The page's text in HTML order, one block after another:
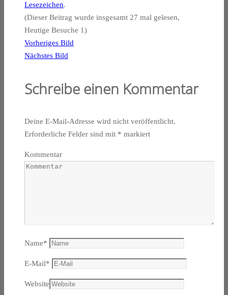
Lesezeichen.
(Dieser Beitrag wurde insgesamt 27 mal gelesen,
Heutige Besuche 1)
Vorheriges Bild
Nächstes Bild
Schreibe einen Kommentar
Deine E-Mail-Adresse wird nicht veröffentlicht.
Erforderliche Felder sind mit * markiert
Kommentar
Name*
E-Mail*
Website